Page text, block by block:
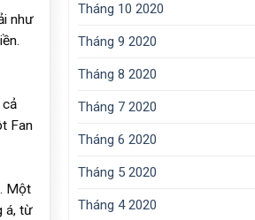
như
Fan
Một
á, từ
Tháng 10 2020
Tháng 9 2020
Tháng 8 2020
Tháng 7 2020
Tháng 6 2020
Tháng 5 2020
Tháng 4 2020